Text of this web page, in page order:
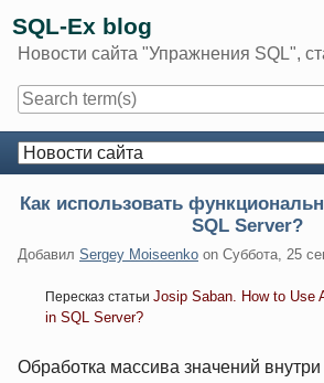
content
SQL-Ex blog
Новости сайта "Упражнения SQL",
Navigation
Как использовать
SQL Server?
Добавил Sergey Moiseenko on Суббота, 25
Пересказ статьи Josip Saban. How to Use
in SQL Server?
Обработка массива значений